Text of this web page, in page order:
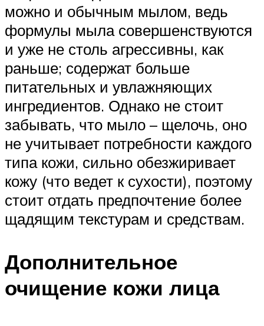
можно и обычным мылом, ведь
формулы мыла совершенствуются
и уже не столь агрессивны, как
раньше; содержат больше
питательных и увлажняющих
ингредиентов. Однако не стоит
забывать, что мыло – щелочь, оно
не учитывает потребности каждого
типа кожи, сильно обезжиривает
кожу (что ведет к сухости), поэтому
стоит отдать предпочтение более
щадящим текстурам и средствам.
Дополнительное
очищение кожи лица